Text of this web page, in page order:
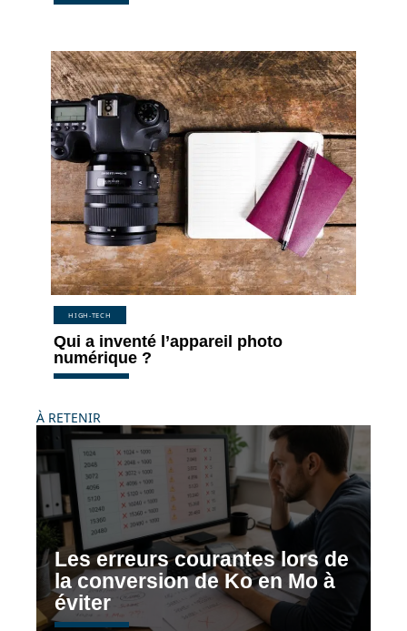
HIGH-TECH
Qui a inventé l’appareil photo
numérique ?
À RETENIR
Les erreurs courantes lors de
la conversion de Ko en Mo à
éviter